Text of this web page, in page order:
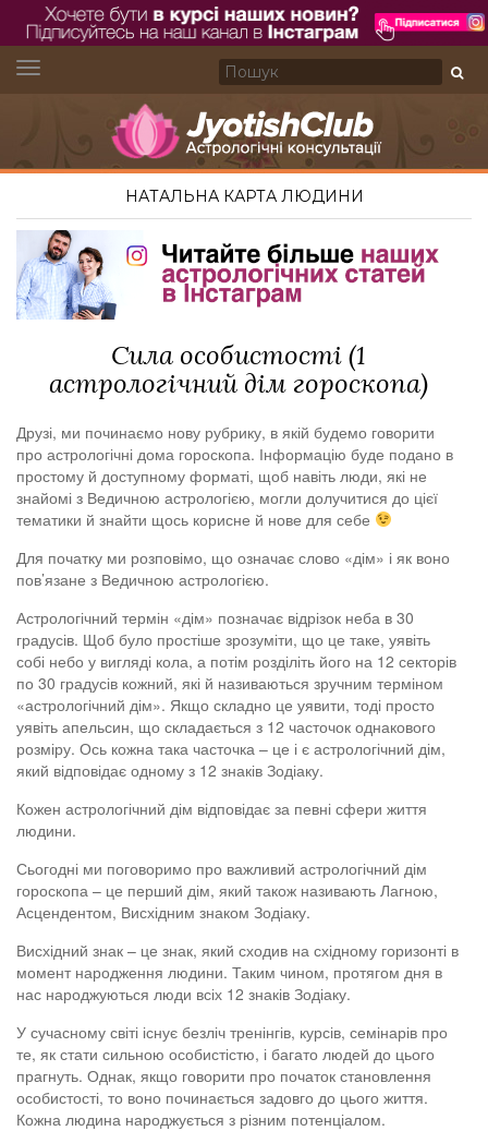
TOGGLE NAVIGATION
НАТАЛЬНА КАРТА ЛЮДИНИ
Сила особистості (1
астрологічний дім гороскопа)
Друзі, ми починаємо нову рубрику, в якій будемо говорити
про астрологічні дома гороскопа. Інформацію буде подано в
простому й доступному форматі, щоб навіть люди, які не
знайомі з Ведичною астрологією, могли долучитися до цієї
тематики й знайти щось корисне й нове для себе
Для початку ми розповімо, що означає слово «дім» і як воно
пов’язане з Ведичною астрологією.
Астрологічний термін «дім» позначає відрізок неба в 30
градусів. Щоб було простіше зрозуміти, що це таке, уявіть
собі небо у вигляді кола, а потім розділіть його на 12 секторів
по 30 градусів кожний, які й називаються зручним терміном
«астрологічний дім». Якщо складно це уявити, тоді просто
уявіть апельсин, що складається з 12 часточок однакового
розміру. Ось кожна така часточка – це і є астрологічний дім,
який відповідає одному з 12 знаків Зодіаку.
Кожен астрологічний дім відповідає за певні сфери життя
людини.
Сьогодні ми поговоримо про важливий астрологічний дім
гороскопа – це перший дім, який також називають Лагною,
Асцендентом, Висхідним знаком Зодіаку.
Висхідний знак – це знак, який сходив на східному горизонті в
момент народження людини. Таким чином, протягом дня в
нас народжуються люди всіх 12 знаків Зодіаку.
У сучасному світі існує безліч тренінгів, курсів, семінарів про
те, як стати сильною особистістю, і багато людей до цього
прагнуть. Однак, якщо говорити про початок становлення
особистості, то воно починається задовго до цього життя.
Кожна людина народжується з різним потенціалом.